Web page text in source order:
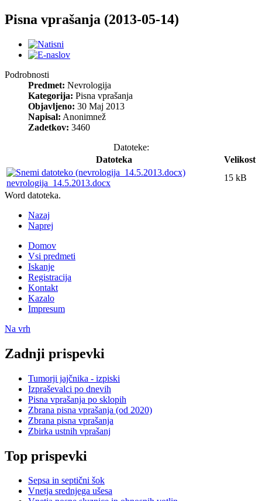
Pisna vprašanja (2013-05-14)
Podrobnosti
Predmet: Nevrologija
Kategorija: Pisna vprašanja
Objavljeno: 30 Maj 2013
Napisal: Anonimnež
Zadetkov: 3460
Datoteke:
Datoteka
Velikost
nevrologija_14.5.2013.docx
15 kB
Word datoteka.
Nazaj
Naprej
Domov
Vsi predmeti
Iskanje
Registracija
Kontakt
Kazalo
Impresum
Na vrh
Zadnji prispevki
Tumorji jajčnika - izpiski
Izpraševalci po dnevih
Pisna vprašanja po sklopih
Zbrana pisna vprašanja (od 2020)
Zbrana pisna vprašanja
Zbirka ustnih vprašanj
Top prispevki
Sepsa in septični šok
Vnetja srednjega ušesa